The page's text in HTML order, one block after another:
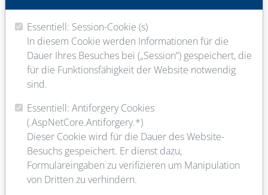
Ort
E-Mail
Telefon
Essentiell: Session-Cookie (s)
In diesem Cookie werden Informationen für die
Dauer Ihres Besuches bei („Session“) gespeichert, die
für die Funktionsfähigkeit der Website notwendig
sind.
Essentiell: Antiforgery Cookies
(.AspNetCore.Antiforgery.*)
Dieser Cookie wird für die Dauer des Website-
Besuchs gespeichert. Er dienst dazu,
Formulareingaben zu verifizieren um Manipulation
von Dritten zu verhindern.